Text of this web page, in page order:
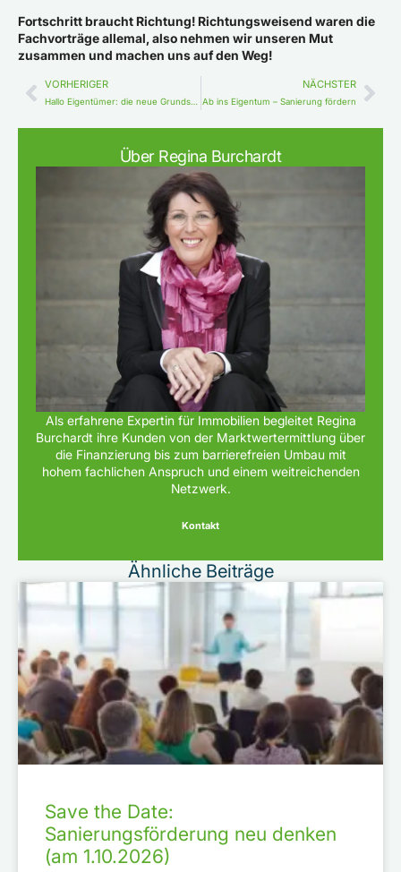
Über Regina Burchardt
Als erfahrene Expertin für Immobilien begleitet Regina
Burchardt ihre Kunden von der Marktwertermittlung über
die Finanzierung bis zum barrierefreien Umbau mit
hohem fachlichen Anspruch und einem weitreichenden
Netzwerk.
Kontakt
Ähnliche Beiträge
Save the Date:
Sanierungsförderung neu denken
(am 1.10.2026)
Fortschritt braucht Richtung! Richtungsweisend waren die
Fachvorträge allemal, also nehmen wir unseren Mut
zusammen und machen uns auf den Weg!
VORHERIGER NÄCHSTER
Ab ins Eigentum – Sanierung fördern